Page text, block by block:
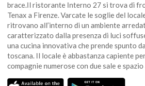
brace.Il ristorante Interno 27 si trova di
Tenax a Firenze. Varcate le soglie del
ritrovano all’interno di un ambiente
caratterizzato dalla presenza di luci
una cucina innovativa che prende spunto
toscana. Il locale è abbastanza capiente
compagnie numerose con due sale e